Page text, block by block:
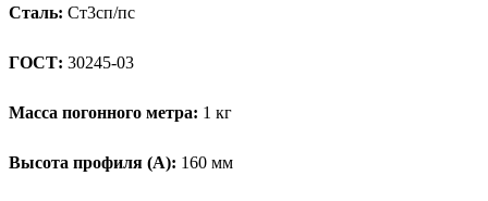
Сталь: Ст3сп/пс
ГОСТ: 30245-03
Масса погонного метра: 1 кг
Высота профиля (А): 160 мм